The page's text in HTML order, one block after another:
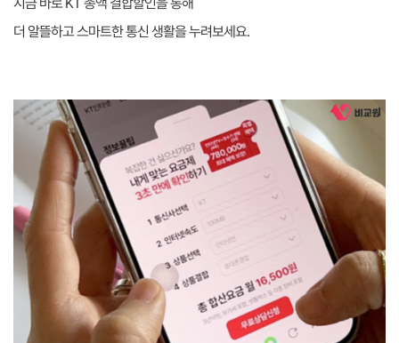
더 알뜰하고 스마트한 통신 생활을 누려보세요.